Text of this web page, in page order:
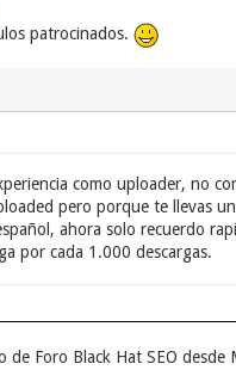
patrocinados.
como uploader, no
pero porque te llevas
ahora solo recuerdo
por cada 1.000 descargas.
Foro Black Hat SEO desde